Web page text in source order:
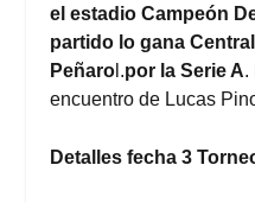
el estadio Campeón
partido lo gana
Peñaro l.por la Serie A.
encuentro de Lucas
Detalles fecha 3